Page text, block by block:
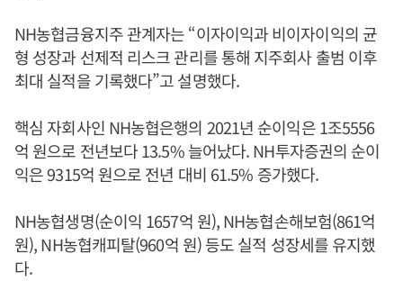
NH농협금융지주 관계자는 “이자이익과 비이자이익의 균
형 성장과 선제적 리스크 관리를 통해 지주회사 출범 이후
최대 실적을 기록했다”고 설명했다.
핵심 자회사인 NH농협은행의 2021년 순이익은 1조5556
억 원으로 전년보다 13.5% 늘어났다. NH투자증권의 순이
익은 9315억 원으로 전년 대비 61.5% 증가했다.
NH농협생명(순이익 1657억 원), NH농협손해보험(861억
원), NH농협캐피탈(960억 원) 등도 실적 성장세를 유지했
다.